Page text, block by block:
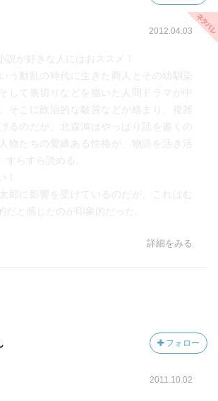
れた一作。
2012.04.03
説が好きな人にはおススメ！
う動乱の時代に生きた商人とその幼馴染
して裏切りなどを描いた人間ドラマが中
そこに政治的な皺苦などが絡まり、複雑
るのだが、北森鴻はやっぱり話を書くの
たちの愛嬌ある性格が、物語を活き活
すらすら読める。
郎に影響を受けているのだが、これはむ
だと感じたのが印象的だった。
詳細をみる
フォロー
2011.10.02